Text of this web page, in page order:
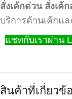
สั่งเค้กด่วน สั่งเค้
บริการด้านเค้กแล
แชทกับเราผ่าน
สินค้าที่เกี่ยวข้